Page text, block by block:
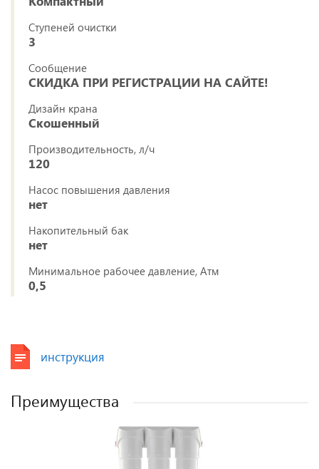
Ступеней очистки
3
Сообщение
СКИДКА ПРИ РЕГИСТРАЦИИ НА САЙТЕ!
Дизайн крана
Скошенный
Производительность, л/ч
120
Насос повышения давления
нет
Накопительный бак
нет
Минимальное рабочее давление, Атм
0,5
инструкция
Преимущества